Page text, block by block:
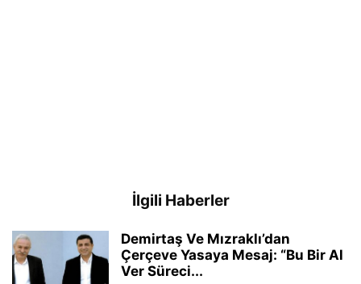
İlgili Haberler
Demirtaş Ve Mızraklı’dan
Çerçeve Yasaya Mesaj: “Bu Bir Al
Ver Süreci...